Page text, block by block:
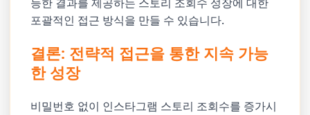
포괄적인 접근 방식을 만들 수 있습니다.
결론: 전략적 접근을 통한 지속 가능
한 성장
비밀번호 없이 인스타그램 스토리 조회수를 증가시